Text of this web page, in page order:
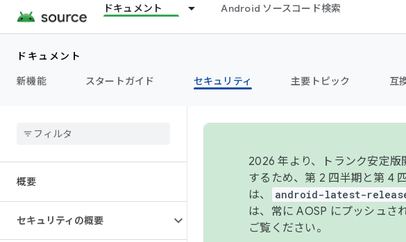
ドキュメント Android ソースコード検索
ドキュメント
新機能
スタートガイド セキュリティ 主要トピック 互
概要
セキュリティの概要
2026 年より、トランク安定
するため、第 2 四半期と第 4
は、
android-latest-
は、常に AOSP にプッシュさ
ご覧ください。